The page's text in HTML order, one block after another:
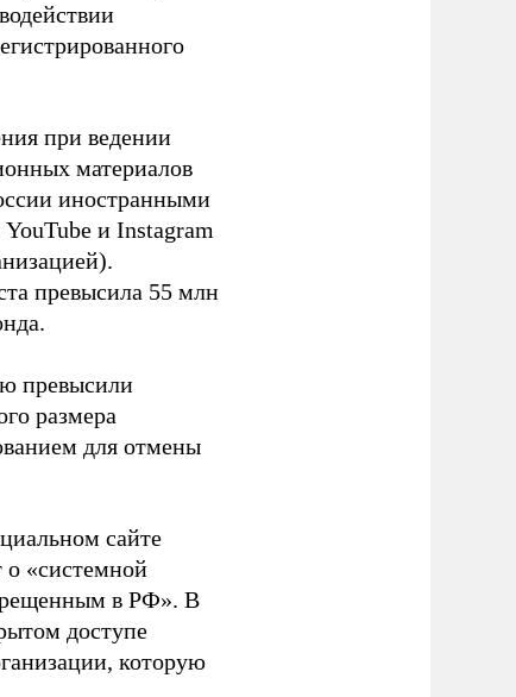
при ведении
материалов
иностранными
и Instagram
превысила 55 млн
превысили
размера
для отмены
сайте
о «системной
в РФ». В
доступе
которую